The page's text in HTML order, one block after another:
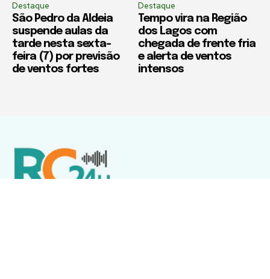
Destaque
São Pedro da Aldeia
suspende aulas da
tarde nesta sexta-
feira (7) por previsão
de ventos fortes
Destaque
Tempo vira na Região
dos Lagos com
chegada de frente fria
e alerta de ventos
intensos